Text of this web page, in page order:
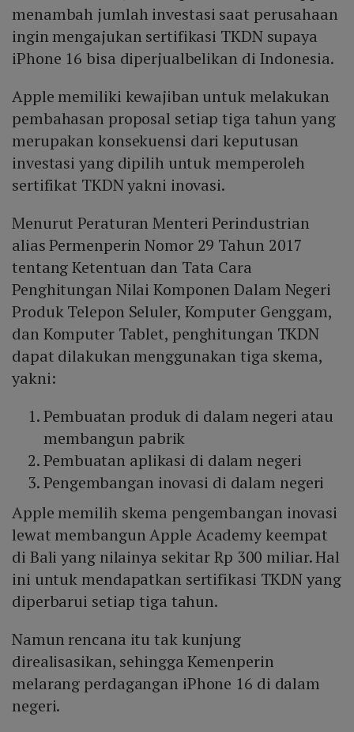
menambah jumlah investasi saat perusahaan
ingin mengajukan sertifikasi TKDN supaya
iPhone 16 bisa diperjualbelikan di Indonesia.
Apple memiliki kewajiban untuk melakukan
pembahasan proposal setiap tiga tahun yang
merupakan konsekuensi dari keputusan
investasi yang dipilih untuk memperoleh
sertifikat TKDN yakni inovasi.
Menurut Peraturan Menteri Perindustrian
alias Permenperin Nomor 29 Tahun 2017
tentang Ketentuan dan Tata Cara
Penghitungan Nilai Komponen Dalam Negeri
Produk Telepon Seluler, Komputer Genggam,
dan Komputer Tablet, penghitungan TKDN
dapat dilakukan menggunakan tiga skema,
yakni:
Pembuatan produk di dalam negeri atau
membangun pabrik
Pembuatan aplikasi di dalam negeri
Pengembangan inovasi di dalam negeri
Apple memilih skema pengembangan inovasi
lewat membangun Apple Academy keempat
di Bali yang nilainya sekitar Rp 300 miliar. Hal
ini untuk mendapatkan sertifikasi TKDN yang
diperbarui setiap tiga tahun.
Namun rencana itu tak kunjung
direalisasikan, sehingga Kemenperin
melarang perdagangan iPhone 16 di dalam
negeri.